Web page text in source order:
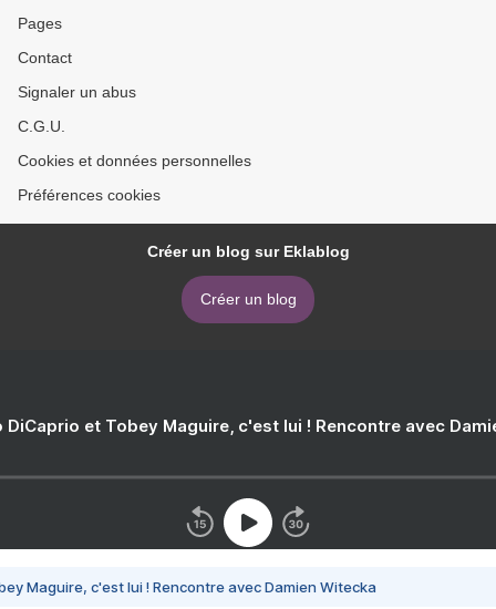
Pages
Contact
Signaler un abus
C.G.U.
Cookies et données personnelles
Préférences cookies
Créer un blog sur Eklablog
Créer un blog
DiCaprio et Tobey Maguire, c'est lui ! Rencontre avec
Maguire, c'est lui ! Rencontre avec Damien Witecka